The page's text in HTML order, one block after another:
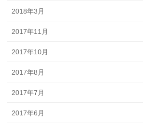
2018年3月
2017年11月
2017年10月
2017年8月
2017年7月
2017年6月